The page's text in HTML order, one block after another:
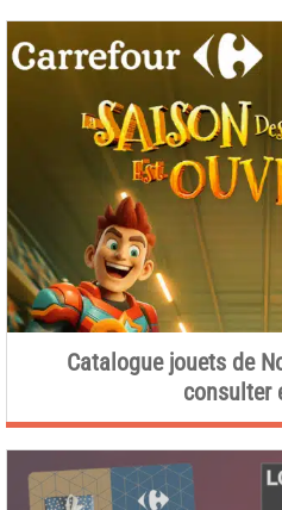
Catalogue jouets de
consulter